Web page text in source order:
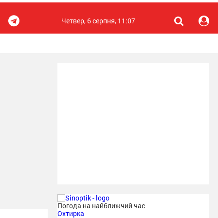
Четвер, 6 серпня, 11:07
Погода на найближчий час
Охтирка